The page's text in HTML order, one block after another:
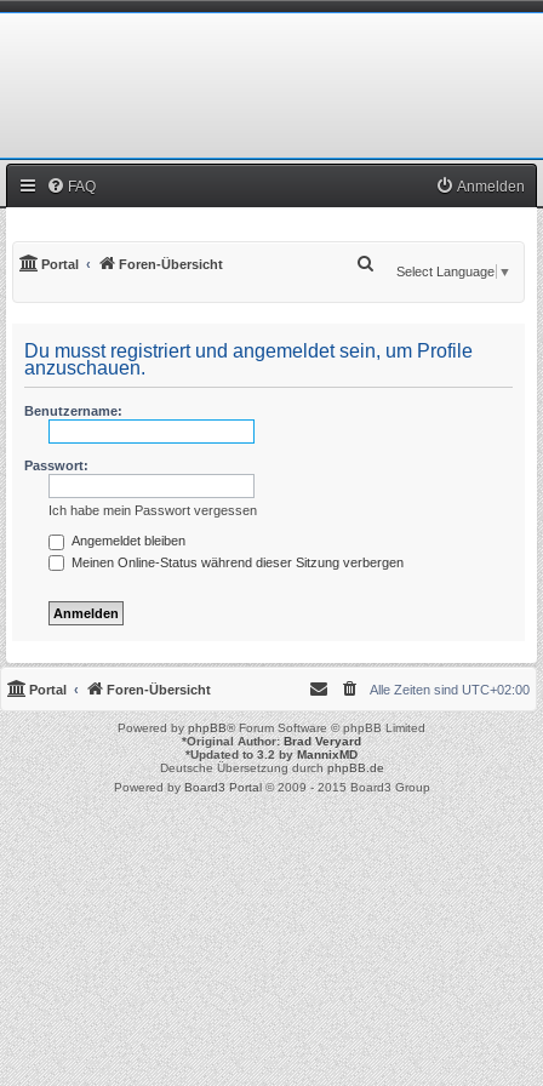
FAQ Anmelden
Portal Foren-Übersicht
Select Language ▼
Du musst registriert und angemeldet sein, um Profile
anzuschauen.
Benutzername:
Passwort:
Ich habe mein Passwort vergessen
Angemeldet bleiben
Meinen Online-Status während dieser Sitzung verbergen
Portal Foren-Übersicht Alle Zeiten sind UTC+02:00
Powered byphpBB® Forum Software © phpBB Limited
*Original Author:Brad Veryard
*Updated to 3.2 byMannixMD
Deutsche Übersetzung durchphpBB.de
Powered byBoard3 Portal© 2009 - 2015 Board3 Group